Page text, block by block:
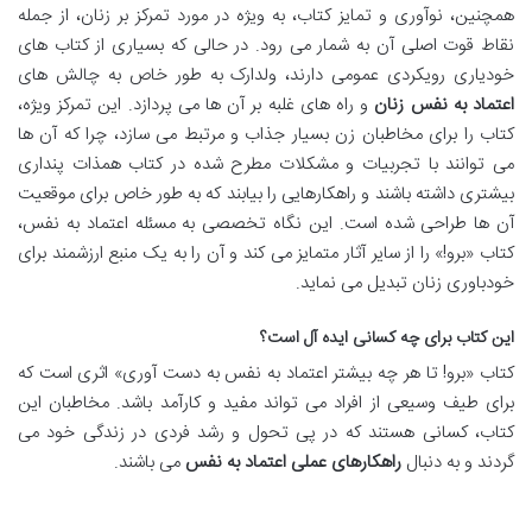
همچنین، نوآوری و تمایز کتاب، به ویژه در مورد تمرکز بر زنان، از جمله
نقاط قوت اصلی آن به شمار می رود. در حالی که بسیاری از کتاب های
خودیاری رویکردی عمومی دارند، ولدارک به طور خاص به چالش های
اعتماد به نفس زنان و راه های غلبه بر آن ها می پردازد. این تمرکز ویژه،
کتاب را برای مخاطبان زن بسیار جذاب و مرتبط می سازد، چرا که آن ها
می توانند با تجربیات و مشکلات مطرح شده در کتاب همذات پنداری
بیشتری داشته باشند و راهکارهایی را بیابند که به طور خاص برای موقعیت
آن ها طراحی شده است. این نگاه تخصصی به مسئله اعتماد به نفس،
کتاب «برو!» را از سایر آثار متمایز می کند و آن را به یک منبع ارزشمند برای
خودباوری زنان تبدیل می نماید.
این کتاب برای چه کسانی ایده آل است؟
کتاب «برو! تا هر چه بیشتر اعتماد به نفس به دست آوری» اثری است که
برای طیف وسیعی از افراد می تواند مفید و کارآمد باشد. مخاطبان این
کتاب، کسانی هستند که در پی تحول و رشد فردی در زندگی خود می
گردند و به دنبال راهکارهای عملی اعتماد به نفس می باشند.